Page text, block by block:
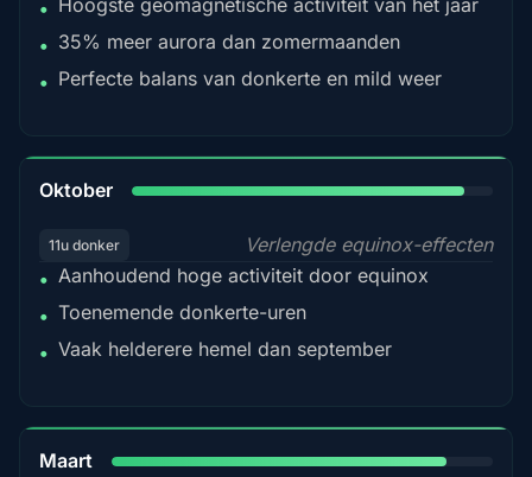
• Hoogste geomagnetische activiteit van het jaar
• 35% meer aurora dan zomermaanden
• Perfecte balans van donkerte en mild weer
Oktober
11u donker
Verlengde equinox-effecten
• Aanhoudend hoge activiteit door equinox
• Toenemende donkerte-uren
• Vaak helderere hemel dan september
Maart